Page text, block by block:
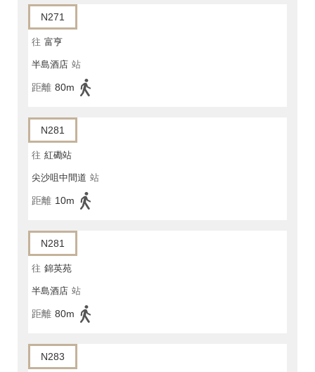
N271
往 富亨
半島酒店 站
距離 80m
N281
往 紅磡站
尖沙咀中間道 站
距離 10m
N281
往 錦英苑
半島酒店 站
距離 80m
N283